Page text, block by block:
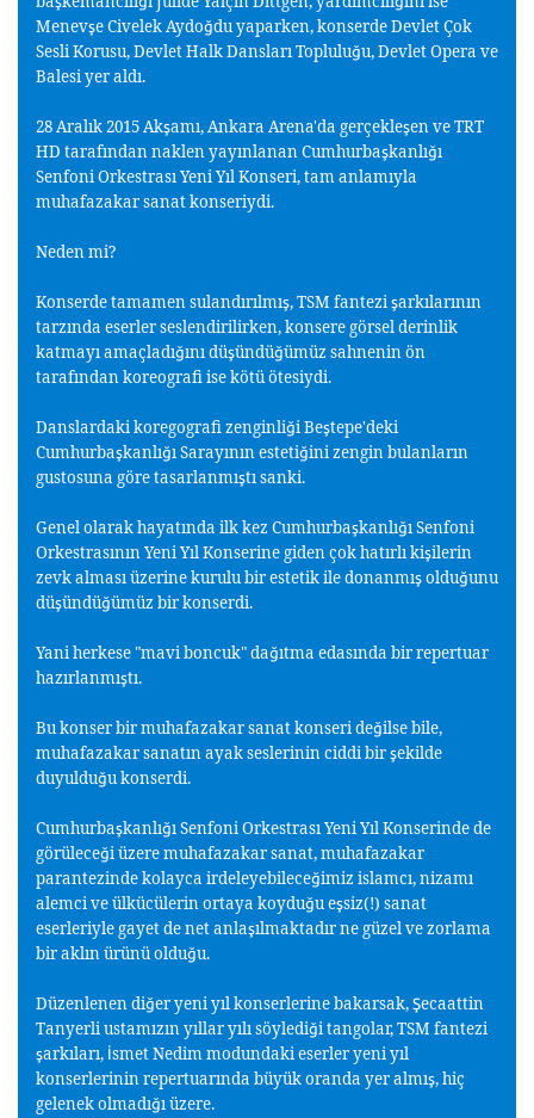
Menevşe Civelek Aydoğdu yaparken, konserde Devlet Çok
Sesli Korusu, Devlet Halk Dansları Topluluğu, Devlet Opera ve
Balesi yer aldı.
28 Aralık 2015 Akşamı, Ankara Arena'da gerçekleşen ve TRT
HD tarafından naklen yayınlanan Cumhurbaşkanlığı
Senfoni Orkestrası Yeni Yıl Konseri, tam anlamıyla
muhafazakar sanat konseriydi.
Neden mi?
Konserde tamamen sulandırılmış, TSM fantezi şarkılarının
tarzında eserler seslendirilirken, konsere görsel derinlik
katmayı amaçladığını düşündüğümüz sahnenin ön
tarafından koreografi ise kötü ötesiydi.
Danslardaki koregografi zenginliği Beştepe'deki
Cumhurbaşkanlığı Sarayının estetiğini zengin bulanların
gustosuna göre tasarlanmıştı sanki.
Genel olarak hayatında ilk kez Cumhurbaşkanlığı Senfoni
Orkestrasının Yeni Yıl Konserine giden çok hatırlı kişilerin
zevk alması üzerine kurulu bir estetik ile donanmış olduğunu
düşündüğümüz bir konserdi.
Yani herkese "mavi boncuk" dağıtma edasında bir repertuar
hazırlanmıştı.
Bu konser bir muhafazakar sanat konseri değilse bile,
muhafazakar sanatın ayak seslerinin ciddi bir şekilde
duyulduğu konserdi.
Cumhurbaşkanlığı Senfoni Orkestrası Yeni Yıl Konserinde de
görüleceği üzere muhafazakar sanat, muhafazakar
parantezinde kolayca irdeleyebileceğimiz islamcı, nizamı
alemci ve ülkücülerin ortaya koyduğu eşsiz(!) sanat
eserleriyle gayet de net anlaşılmaktadır ne güzel ve zorlama
bir aklın ürünü olduğu.
Düzenlenen diğer yeni yıl konserlerine bakarsak, Şecaattin
Tanyerli ustamızın yıllar yılı söylediği tangolar, TSM fantezi
şarkıları, İsmet Nedim modundaki eserler yeni yıl
konserlerinin repertuarında büyük oranda yer almış, hiç
gelenek olmadığı üzere.